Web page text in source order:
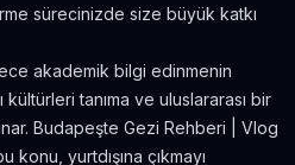
sürecinizde size büyük katkı
akademik bilgi edinmenin
tanıma ve uluslararası bir
Budapeşte Gezi Rehberi | Vlog
konu, yurtdışına çıkmayı